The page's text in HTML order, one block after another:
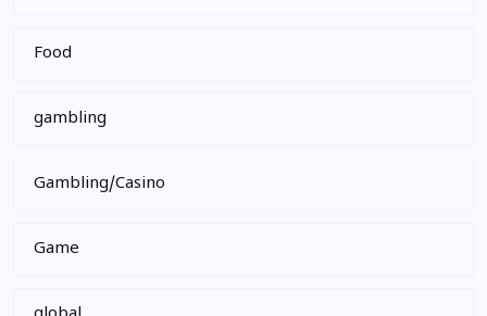
Food
gambling
Gambling/Casino
Game